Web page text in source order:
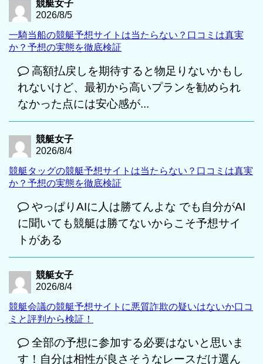
競艇女子
2026/8/5
一騎当船の競艇予想サイトは当たらない？口コミは真実
か？予想の実態を徹底検証
高額払戻しを期待すると物足りないかもし
れないけど、最初から高いプランを勧められ
なかった点には安心感が...
競艇女子
2026/8/4
競艇タッグの競艇予想サイトは当たらない？口コミは真実
か？予想の実態を徹底検証
やっぱりAIに人は勝てんよな でも自分がAI
に聞いても競艇は勝てないからこそ予想サイ
トがある
競艇女子
2026/8/4
競艇会議の競艇予想サイトに悪質詐欺の疑いはないか口コ
ミと評判から検証！
全部の予想に参加する必要はないと思いま
す！自分は相性が良さそうなレースだけ選ん